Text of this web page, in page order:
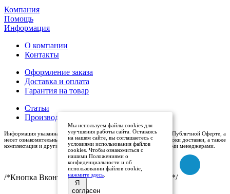
Компания
Помощь
Информация
О компании
Контакты
Оформление заказа
Доставка и оплата
Гарантия на товар
Статьи
Производители
Информация указанная на сайте (описания и цены), не относится к Публичной Оферте, а
несет ознакомительный характер. Окончательная цена, условия и сроки доставки, а также
комплектация и другие характеристики товаров - уточняются нашими менеджерами.
/*Кнопка Вконтакте (международный логотип)*/
Мы используем файлы cookies для
улучшения работы сайта. Оставаясь
на нашем сайте, вы соглашаетесь с
условиями использования файлов
cookies. Чтобы ознакомиться с
нашими Положениями о
конфиденциальности и об
использовании файлов cookie,
нажмите здесь
Я
согласен